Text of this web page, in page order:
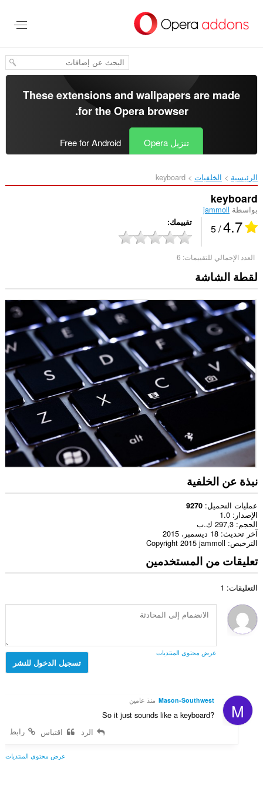
المحتوى
These extensions and wallpapers are made
for theOpera browser
.
تنزيل Opera Free for Android
الرئيسية الخلفيات keyboard‎
keyboard
بواسطة jammoll
4.7
/ 5 تقييمك
العدد الإجمالي للتقييمات: 6
لقطة الشاشة
نبذة عن الخلفية
عمليات التحميل 9270
الإصدار
1.0
الحجم 297,3 ك.ب
آخر تحديث 18 ديسمبر، 2015
الترخيص Copyright 2015 jammoll
تعليقات من المستخدمين
التعليقات: 1
عرض محتوى المنتديات
تسجيل الدخول للنشر
M
Mason-Southwest منذ عامين
So it just sounds like a keyboard?
رابط
الرد اقتباس
عرض محتوى المنتديات